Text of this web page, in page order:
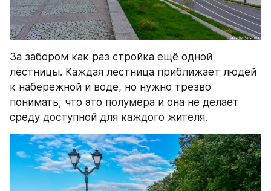
За забором как раз стройка ещё одной
лестницы. Каждая лестница приближает людей
к набережной и воде, но нужно трезво
понимать, что это полумера и она не делает
среду доступной для каждого жителя.